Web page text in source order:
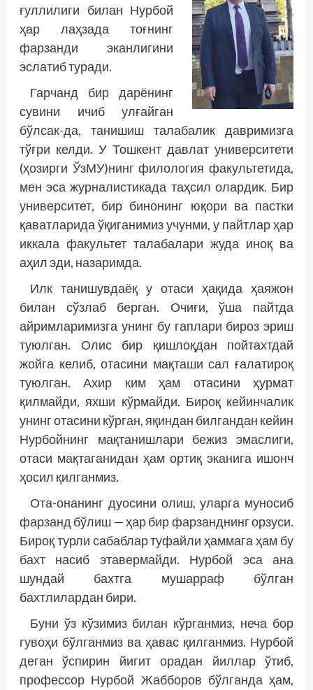
ғуллилиги билан Нурбой
ҳар лаҳзада тоғнинг
фарзанди эканлигини
эслатиб туради.
Гарчанд бир дарёнинг
сувини ичиб улғайган
бўлсак-да, танишиш талабалик давримизга
тўғри келди. У Тошкент давлат университети
(ҳозирги ЎзМУ)нинг филология факультетида,
мен эса журналистикада таҳсил олардик. Бир
университет, бир бинонинг юқори ва пастки
қаватларида ўқиганимиз учунми, у пайтлар ҳар
иккала факультет талабалари жуда иноқ ва
аҳил эди, назаримда.
Илк танишувдаёқ у отаси ҳақида ҳаяжон
билан сўзлаб берган. Очиғи, ўша пайтда
айримларимизга унинг бу гаплари бироз эриш
туюлган. Олис бир қишлоқдан пойтахтдай
жойга келиб, отасини мақташи сал ғалатироқ
туюлган. Ахир ким ҳам отасини ҳурмат
қилмайди, яхши кўрмайди. Бироқ кейинчалик
унинг отасини кўрган, яқиндан билгандан кейин
Нурбойнинг мақтанишлари бежиз эмаслиги,
отаси мақтаганидан ҳам ортиқ эканига ишонч
ҳосил қилганмиз.
Ота-онанинг дуосини олиш, уларга муносиб
фарзанд бўлиш — ҳар бир фарзанднинг орзуси.
Бироқ турли сабаблар туфайли ҳаммага ҳам бу
бахт насиб этавермайди. Нурбой эса ана
шундай бахтга мушарраф бўлган
бахтлилардан бири.
Буни ўз кўзимиз билан кўрганмиз, неча бор
гувоҳи бўлганмиз ва ҳавас қилганмиз. Нурбой
деган ўспирин йигит орадан йиллар ўтиб,
профессор Нурбой Жабборов бўлганда ҳам,